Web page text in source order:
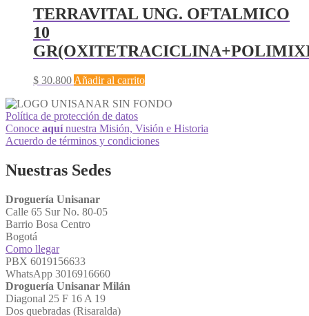
TERRAVITAL UNG. OFTALMICO
10
$ 30.800 Añadir al carrito
Política de protección de datos
Conoce aquínuestra Misión, Visión e Historia
Acuerdo de términos y condiciones
Nuestras Sedes
Droguería Unisanar
Calle 65 Sur No. 80-05
Barrio Bosa Centro
Bogotá
Como llegar
PBX 6019156633
WhatsApp 3016916660
Droguería Unisanar Milán
Diagonal 25 F 16 A 19
Dos quebradas (Risaralda)